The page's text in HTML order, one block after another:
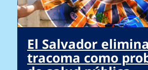
El Salvador
tracoma como